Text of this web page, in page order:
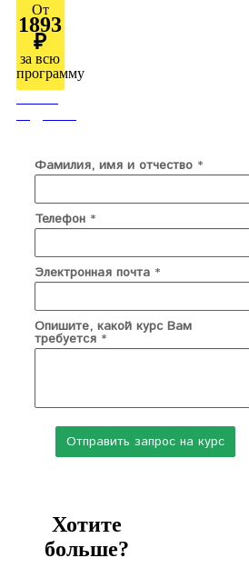
От
1893
₽
за всю
программу
Фамилия, имя и отчество *
Телефон *
Электронная почта *
Опишите, какой курс Вам
требуется *
Хотите
больше?